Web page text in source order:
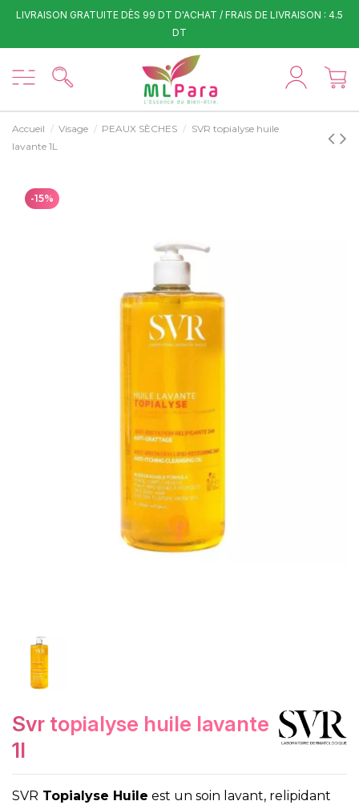
LIVRAISON GRATUITE DÈS 99 DT D'ACHAT / FRAIS DE LIVRAISON : 4.5
DT
Accueil Visage PEAUX SÈCHES
SVR topialyse huile
lavante 1L
-15%
svr topialyse huile lavante
1l
SVR Topialyse Huile est un soin lavant, relipidant